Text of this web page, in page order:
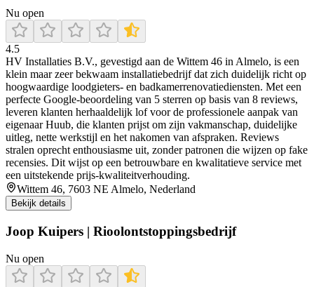
Nu open
4.5
HV Installaties B.V., gevestigd aan de Wittem 46 in Almelo, is een
klein maar zeer bekwaam installatiebedrijf dat zich duidelijk richt op
hoogwaardige loodgieters- en badkamerrenovatiediensten. Met een
perfecte Google-beoordeling van 5 sterren op basis van 8 reviews,
leveren klanten herhaaldelijk lof voor de professionele aanpak van
eigenaar Huub, die klanten prijst om zijn vakmanschap, duidelijke
uitleg, nette werkstijl en het nakomen van afspraken. Reviews
stralen oprecht enthousiasme uit, zonder patronen die wijzen op fake
recensies. Dit wijst op een betrouwbare en kwalitatieve service met
een uitstekende prijs-kwaliteitverhouding.
Wittem 46, 7603 NE Almelo, Nederland
Bekijk details
Joop Kuipers | Rioolontstoppingsbedrijf
Nu open